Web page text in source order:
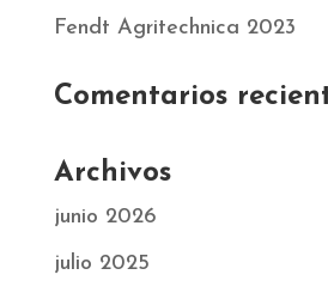
Fendt Agritechnica 2023
Comentarios
Archivos
junio 2026
julio 2025